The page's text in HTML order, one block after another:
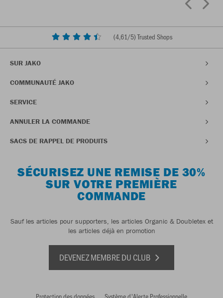
(4,61/5) Trusted Shops
SUR JAKO
COMMUNAUTÉ JAKO
SERVICE
ANNULER LA COMMANDE
SACS DE RAPPEL DE PRODUITS
SÉCURISEZ UNE REMISE DE 30%
SUR VOTRE PREMIÈRE
COMMANDE
Sauf les articles pour supporters, les articles Organic & Doubletex et
les articles déjà en promotion
DEVENEZ MEMBRE DU CLUB